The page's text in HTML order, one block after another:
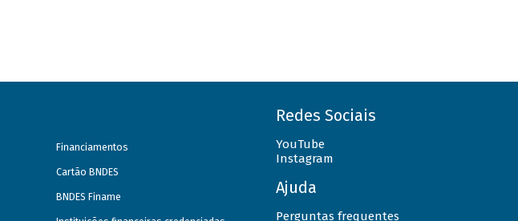
Financiamentos
Cartão BNDES
BNDES Finame
Redes Sociais
YouTube
Instagram
Ajuda
Perguntas frequentes